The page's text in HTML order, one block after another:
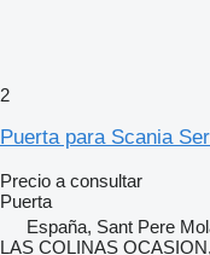
2
Puerta para Scania
Precio a consultar
Puerta
España, Sant Pere
LAS COLINAS